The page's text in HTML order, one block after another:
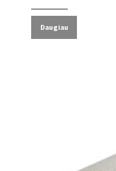
Daugiau